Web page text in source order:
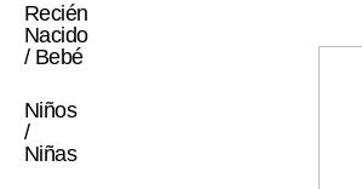
Recién
Nacido
/ Bebé
Niños
/
Niñas